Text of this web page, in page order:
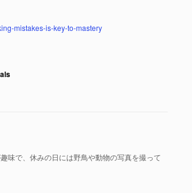
mistakes-is-key-to-mastery
味で、休みの日には野鳥や動物の写真を撮って